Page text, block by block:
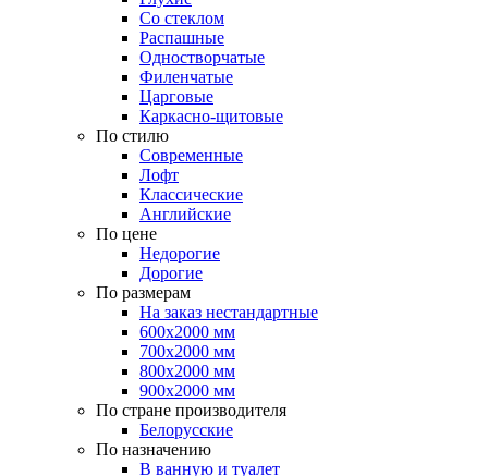
Со стеклом
Распашные
Одностворчатые
Филенчатые
Царговые
Каркасно-щитовые
По стилю
Современные
Лофт
Классические
Английские
По цене
Недорогие
Дорогие
По размерам
На заказ нестандартные
600х2000 мм
700х2000 мм
800х2000 мм
900х2000 мм
По стране производителя
Белорусские
По назначению
В ванную и туалет